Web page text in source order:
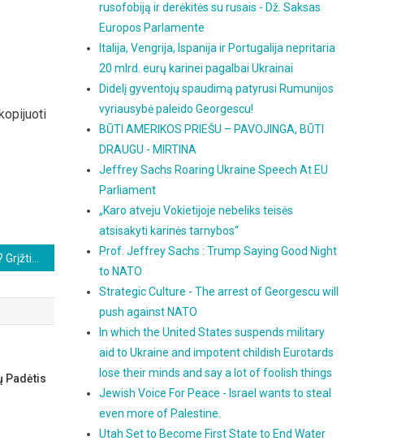
Padėtis
rusofobiją ir derėkitės su rusais - Dž. Saksas
Europos Parlamente
Italija, Vengrija, Ispanija ir Portugalija nepritaria
20 mlrd. eurų karinei pagalbai Ukrainai
Didelį gyventojų spaudimą patyrusi Rumunijos
vyriausybė paleido Georgescu!
BŪTI AMERIKOS PRIEŠU – PAVOJINGA, BŪTI
DRAUGU - MIRTINA
Jeffrey Sachs Roaring Ukraine Speech At EU
Parliament
„Karo atveju Vokietijoje nebeliks teisės
atsisakyti karinės tarnybos“
Prof. Jeffrey Sachs : Trump Saying Good Night
to NATO
Strategic Culture - The arrest of Georgescu will
push against NATO
In which the United States suspends military
aid to Ukraine and impotent childish Eurotards
lose their minds and say a lot of foolish things
Jewish Voice For Peace - Israel wants to steal
even more of Palestine.
Utah Set to Become First State to End Water